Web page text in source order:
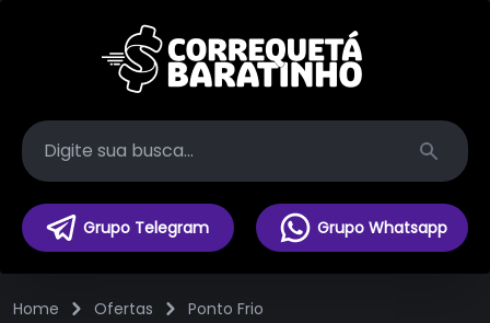
Search
Grupo Telegram Grupo Whatsapp
Home Ofertas Ponto Frio